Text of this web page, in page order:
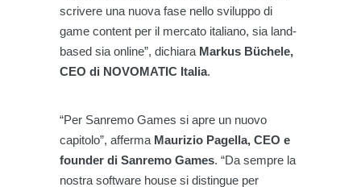
scrivere una nuova fase nello sviluppo di
game content per il mercato italiano, sia land-
based sia online”, dichiara Markus Büchele,
CEO di NOVOMATIC Italia.
“Per Sanremo Games si apre un nuovo
capitolo”, afferma Maurizio Pagella, CEO e
founder di Sanremo Games. “Da sempre la
nostra software house si distingue per